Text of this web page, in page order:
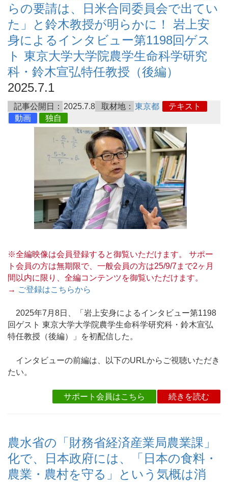
らの要請は、日米合同委員会で出てい
た」と鈴木教授が明らかに！ 岩上安
身によるインタビュー第1198回ゲス
ト 東京大学大学院農学生命科学研究
科・鈴木宣弘特任教授（後編）
2025.7.1
記事公開日： 2025.7.8 取材地： 東京都
テキスト
動画
独自
※全編映像は会員登録すると御覧いただけます。 サポー
ト会員の方は無期限で、一般会員の方は25/9/7まで2ヶ月
間以内に限り、全編コンテンツを御覧いただけます。
→ ご登録はこちらから
2025年7月8日、「岩上安身によるインタビュー第1198
回ゲスト 東京大学大学院農学生命科学研究科・鈴木宣弘
特任教授（後編）」を初配信した。
インタビューの前編は、以下のURLからご視聴いただき
たい。
サポート会員はこちら 続きを読む
農水省の「財務省経済産業局農業課」
化で、日本政府には、「日本の食料・
農業・農村を守る」という気概は消